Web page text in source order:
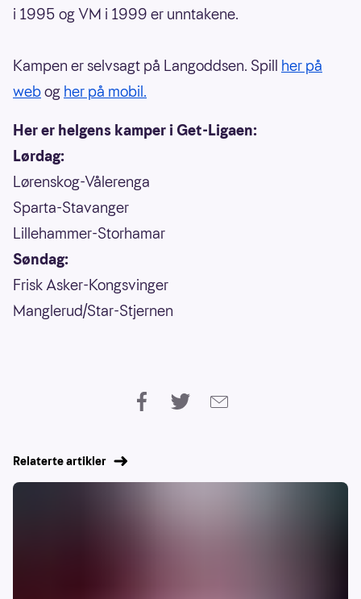
i 1995 og VM i 1999 er unntakene.
Kampen er selvsagt på Langoddsen. Spill her på
webog her på mobil.
Her er helgens kamper i Get-Ligaen:
Lørdag:
Lørenskog-Vålerenga
Sparta-Stavanger
Lillehammer-Storhamar
Søndag:
Frisk Asker-Kongsvinger
Manglerud/Star-Stjernen
Relaterte artikler